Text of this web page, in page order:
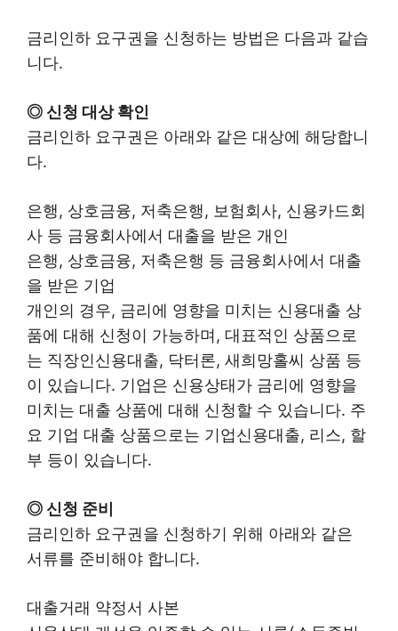
금리인하 요구권을 신청하는 방법은 다음과 같습
니다.
◎ 신청 대상 확인
금리인하 요구권은 아래와 같은 대상에 해당합니
다.
은행, 상호금융, 저축은행, 보험회사, 신용카드회
사 등 금융회사에서 대출을 받은 개인
은행, 상호금융, 저축은행 등 금융회사에서 대출
을 받은 기업
개인의 경우, 금리에 영향을 미치는 신용대출 상
품에 대해 신청이 가능하며, 대표적인 상품으로
는 직장인신용대출, 닥터론, 새희망홀씨 상품 등
이 있습니다. 기업은 신용상태가 금리에 영향을
미치는 대출 상품에 대해 신청할 수 있습니다. 주
요 기업 대출 상품으로는 기업신용대출, 리스, 할
부 등이 있습니다.
◎ 신청 준비
금리인하 요구권을 신청하기 위해 아래와 같은
서류를 준비해야 합니다.
대출거래 약정서 사본